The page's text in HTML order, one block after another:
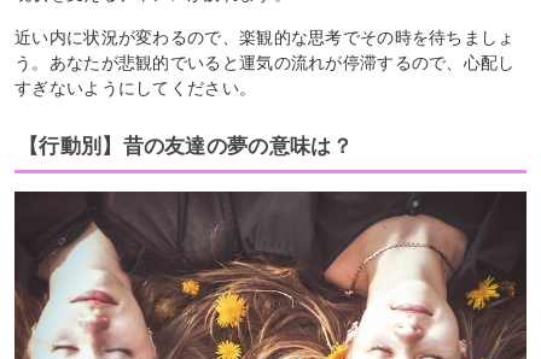
近い内に状況が変わるので、楽観的な思考でその時を待ちましょ
う。あなたが悲観的でいると運気の流れが停滞するので、心配し
すぎないようにしてください。
【行動別】昔の友達の夢の意味は？